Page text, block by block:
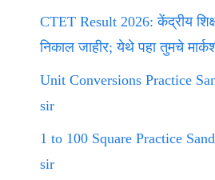
CTET Result 2026: केंद्रीय
निकाल जाहीर; येथे पहा तुमचे
Unit Conversions Practice
sir
1 to 100 Square Practice
sir